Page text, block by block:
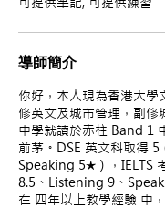
導師簡介
你好，本人現為香港大學
修英文及城市管理，副修
中學就讀於赤柱 Band 1
前茅。DSE 英文科取得 5
Speaking 5★），IELTS
8.5、Listening 9、
在 四年以上教學經驗 中